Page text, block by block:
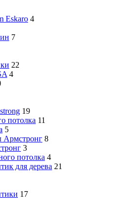
Eskaro 4
7
22
4
19
потолка 11
5
Армстронг 8
3
потолка 4
для дерева 21
17